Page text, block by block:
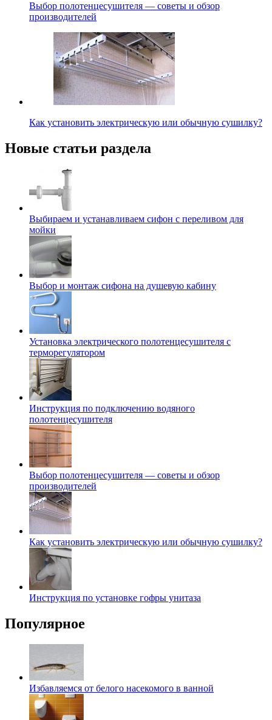
Выбор полотенцесушителя — советы и обзор
производителей
Как установить электрическую или обычную сушилку?
Новые статьи раздела
Выбираем и устанавливаем сифон с переливом для
мойки
Выбор и монтаж сифона на душевую кабину
Установка электрического полотенцесушителя с
терморегулятором
Инструкция по подключению водяного
полотенцесушителя
Выбор полотенцесушителя — советы и обзор
производителей
Как установить электрическую или обычную сушилку?
Инструкция по установке гофры унитаза
Популярное
Избавляемся от белого насекомого в ванной